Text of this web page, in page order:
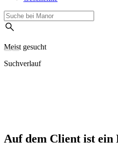
Meist gesucht
Suchverlauf
Auf dem Client ist ein